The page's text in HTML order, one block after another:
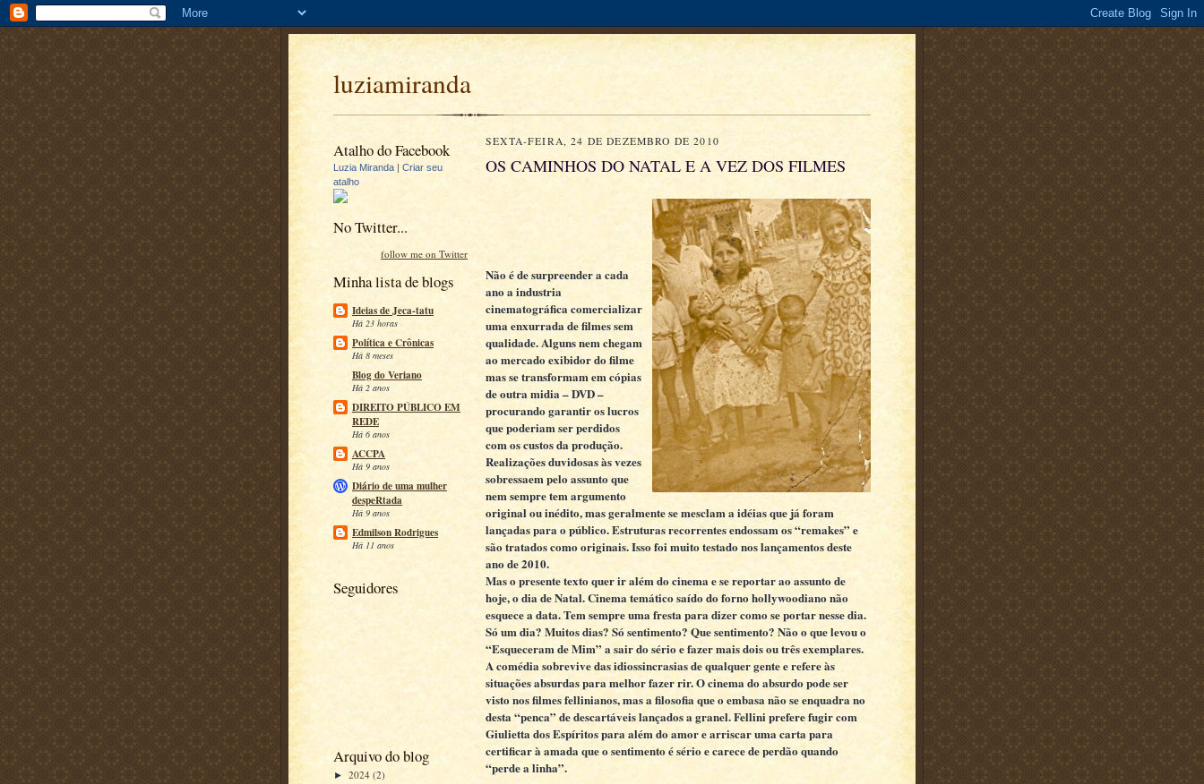
luziamiranda
Atalho do Facebook
Luzia Miranda | Criar seu
atalho
No Twitter...
follow me on Twitter
Minha lista de blogs
Ideias de Jeca-tatu
Há 23 horas
Política e Crônicas
Há 8 meses
Blog do Veriano
Há 2 anos
DIREITO PÚBLICO EM
REDE
Há 6 anos
ACCPA
Há 9 anos
Diário de uma mulher
despeRtada
Há 9 anos
Edmilson Rodrigues
Há 11 anos
Seguidores
Arquivo do blog
► 2024 (2)
SEXTA-FEIRA, 24 DE DEZEMBRO DE 2010
OS CAMINHOS DO NATAL E A VEZ DOS FILMES
Não é de surpreender a cada
ano a industria
cinematográfica comercializar
uma enxurrada de filmes sem
qualidade. Alguns nem chegam
ao mercado exibidor do filme
mas se transformam em cópias
de outra midia – DVD –
procurando garantir os lucros
que poderiam ser perdidos
com os custos da produção.
Realizações duvidosas às vezes
sobressaem pelo assunto que
nem sempre tem argumento
original ou inédito, mas geralmente se mesclam a idéias que já foram
lançadas para o público. Estruturas recorrentes endossam os “remakes” e
são tratados como originais. Isso foi muito testado nos lançamentos deste
ano de 2010.
Mas o presente texto quer ir além do cinema e se reportar ao assunto de
hoje, o dia de Natal. Cinema temático saído do forno hollywoodiano não
esquece a data. Tem sempre uma fresta para dizer como se portar nesse dia.
Só um dia? Muitos dias? Só sentimento? Que sentimento? Não o que levou o
“Esqueceram de Mim” a sair do sério e fazer mais dois ou três exemplares.
A comédia sobrevive das idiossincrasias de qualquer gente e refere às
situações absurdas para melhor fazer rir. O cinema do absurdo pode ser
visto nos filmes fellinianos, mas a filosofia que o embasa não se enquadra no
desta “penca” de descartáveis lançados a granel. Fellini prefere fugir com
Giulietta dos Espíritos para além do amor e arriscar uma carta para
certificar à amada que o sentimento é sério e carece de perdão quando
“perde a linha”.